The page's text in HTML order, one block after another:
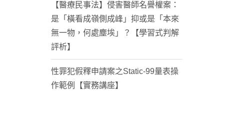
【醫療民事法】侵害醫師名譽權案：
是「橫看成嶺側成峰」抑或是「本來
無一物，何處塵埃」？【學習式判解
評析】
性罪犯假釋申請案之Static-99量表操
作範例【實務講座】